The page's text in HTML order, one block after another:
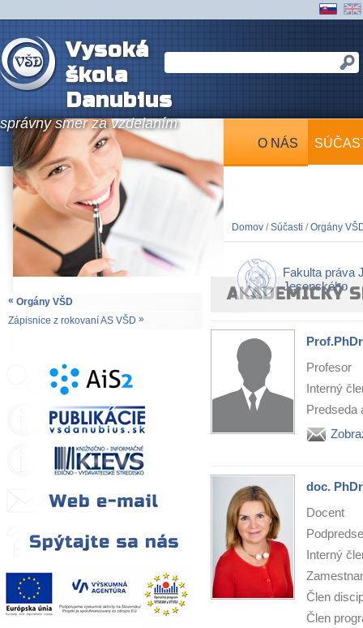
Vysoká
škola
Danubius
správny smer za vzdelaním
O NÁS
Domov /Súčasti /Orgány
Fakulta práva
Jesenského
« Orgány VŠD
Zápisnice z rokovaní AS VŠD »
AKADEMICKÝ
Profesor
Interný
Predseda
doc.
Docent
Interný
Člen
Člen